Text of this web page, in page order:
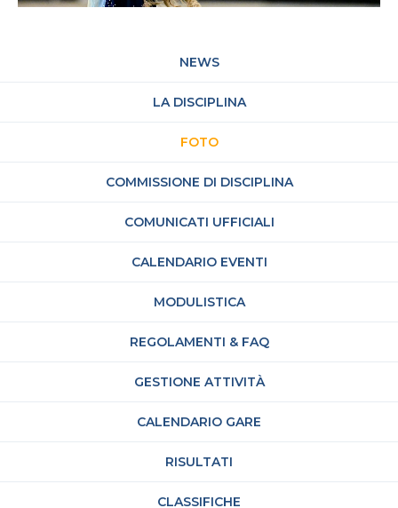
NEWS
LA DISCIPLINA
FOTO
COMMISSIONE DI DISCIPLINA
COMUNICATI UFFICIALI
CALENDARIO EVENTI
MODULISTICA
REGOLAMENTI & FAQ
GESTIONE ATTIVITÀ
CALENDARIO GARE
RISULTATI
CLASSIFICHE